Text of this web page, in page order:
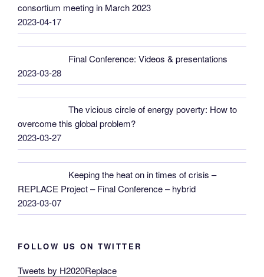
consortium meeting in March 2023
2023-04-17
Final Conference: Videos & presentations
2023-03-28
The vicious circle of energy poverty: How to
overcome this global problem?
2023-03-27
Keeping the heat on in times of crisis –
REPLACE Project – Final Conference – hybrid
2023-03-07
FOLLOW US ON TWITTER
Tweets by H2020Replace